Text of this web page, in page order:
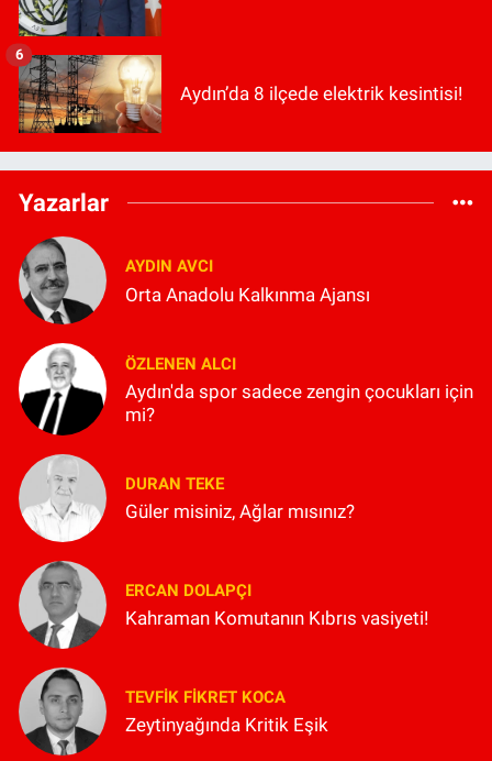
Aydın’da 8 ilçede elektrik kesintisi!
6
Yazarlar
AYDIN AVCI
Orta Anadolu Kalkınma Ajansı
ÖZLENEN ALCI
Aydın'da spor sadece zengin çocukları için
mi?
DURAN TEKE
Güler misiniz, Ağlar mısınız?
ERCAN DOLAPÇI
Kahraman Komutanın Kıbrıs vasiyeti!
TEVFIK FIKRET KOCA
Zeytinyağında Kritik Eşik